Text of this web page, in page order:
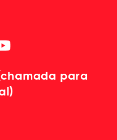
(chamada para